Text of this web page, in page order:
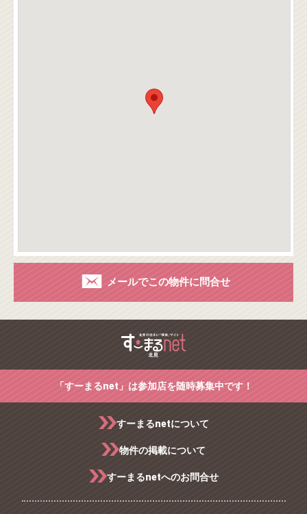
メールでこの物件に問合せ
「すーまるnet」は参加店を随時募集中です！
すーまるnetについて
物件の掲載について
すーまるnetへのお問合せ